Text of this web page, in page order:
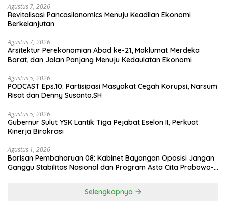
Agustus 7, 2026
Revitalisasi Pancasilanomics Menuju Keadilan Ekonomi
Berkelanjutan
Agustus 7, 2026
Arsitektur Perekonomian Abad ke-21, Maklumat Merdeka
Barat, dan Jalan Panjang Menuju Kedaulatan Ekonomi
Agustus 5, 2026
PODCAST Eps.10: Partisipasi Masyakat Cegah Korupsi, Narsum
Risat dan Denny Susanto.SH
Agustus 5, 2026
Gubernur Sulut YSK Lantik Tiga Pejabat Eselon II, Perkuat
Kinerja Birokrasi
Agustus 1, 2026
Barisan Pembaharuan 08: Kabinet Bayangan Oposisi Jangan
Ganggu Stabilitas Nasional dan Program Asta Cita Prabowo-
Selengkapnya